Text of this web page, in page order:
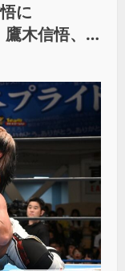
に
木信悟、